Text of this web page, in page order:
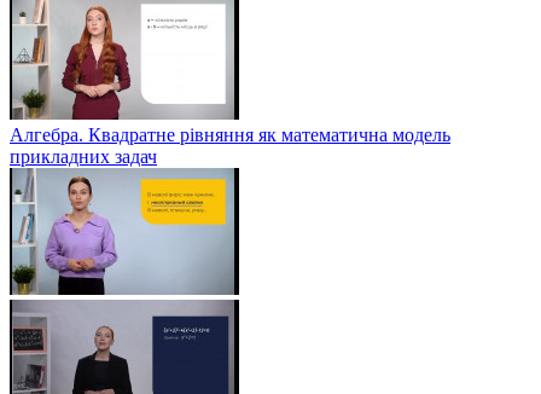
Алгебра. Квадратне рівняння як математична модель
прикладних задач